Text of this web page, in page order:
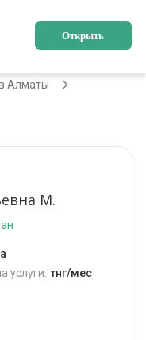
Открыть
Регистрация
Алматы
М.
услуги: тнг/мес